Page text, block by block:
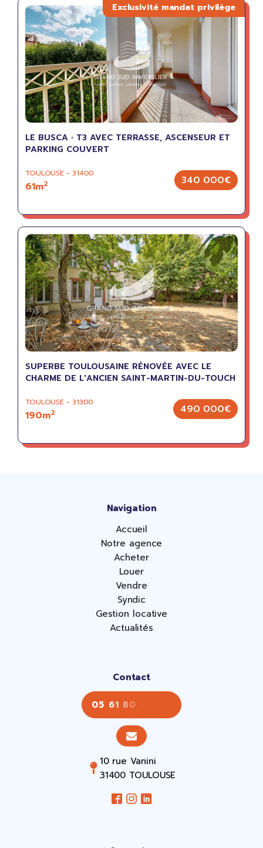
LE BUSCA • T3 AVEC TERRASSE, ASCENSEUR ET
PARKING COUVERT
TOULOUSE - 31400
61m2 340 000€
SUPERBE TOULOUSAINE RÉNOVÉE AVEC LE
CHARME DE L'ANCIEN SAINT-MARTIN-DU-TOUCH
TOULOUSE - 31300
190m2 490 000€
Navigation
Accueil
Notre agence
Acheter
Louer
Vendre
Syndic
Gestion locative
Actualités
Contact
05 61 80 43 43
10 rue Vanini
31400 TOULOUSE